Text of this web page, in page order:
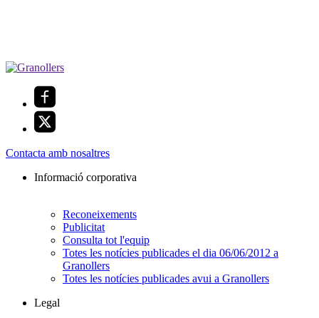
Contacta amb nosaltres
Informació corporativa
Reconeixements
Publicitat
Consulta tot l'equip
Totes les notícies publicades el dia 06/06/2012 a
Granollers
Totes les notícies publicades avui a Granollers
Legal